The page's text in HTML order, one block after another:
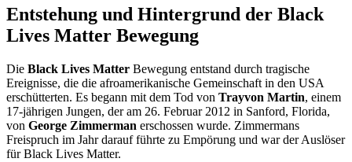
Entstehung und Hintergrund der Black
Lives Matter Bewegung
Die Black Lives Matter Bewegung entstand durch tragische
Ereignisse, die die afroamerikanische Gemeinschaft in den USA
erschütterten. Es begann mit dem Tod von Trayvon Martin, einem
17-jährigen Jungen, der am 26. Februar 2012 in Sanford, Florida,
von George Zimmerman erschossen wurde. Zimmermans
Freispruch im Jahr darauf führte zu Empörung und war der Auslöser
für Black Lives Matter.